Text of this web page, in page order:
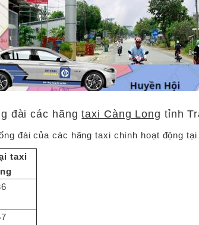
đài các hãngtaxi Càng Long tỉnh
đài của các hãng taxi chính hoạt động tại
taxi